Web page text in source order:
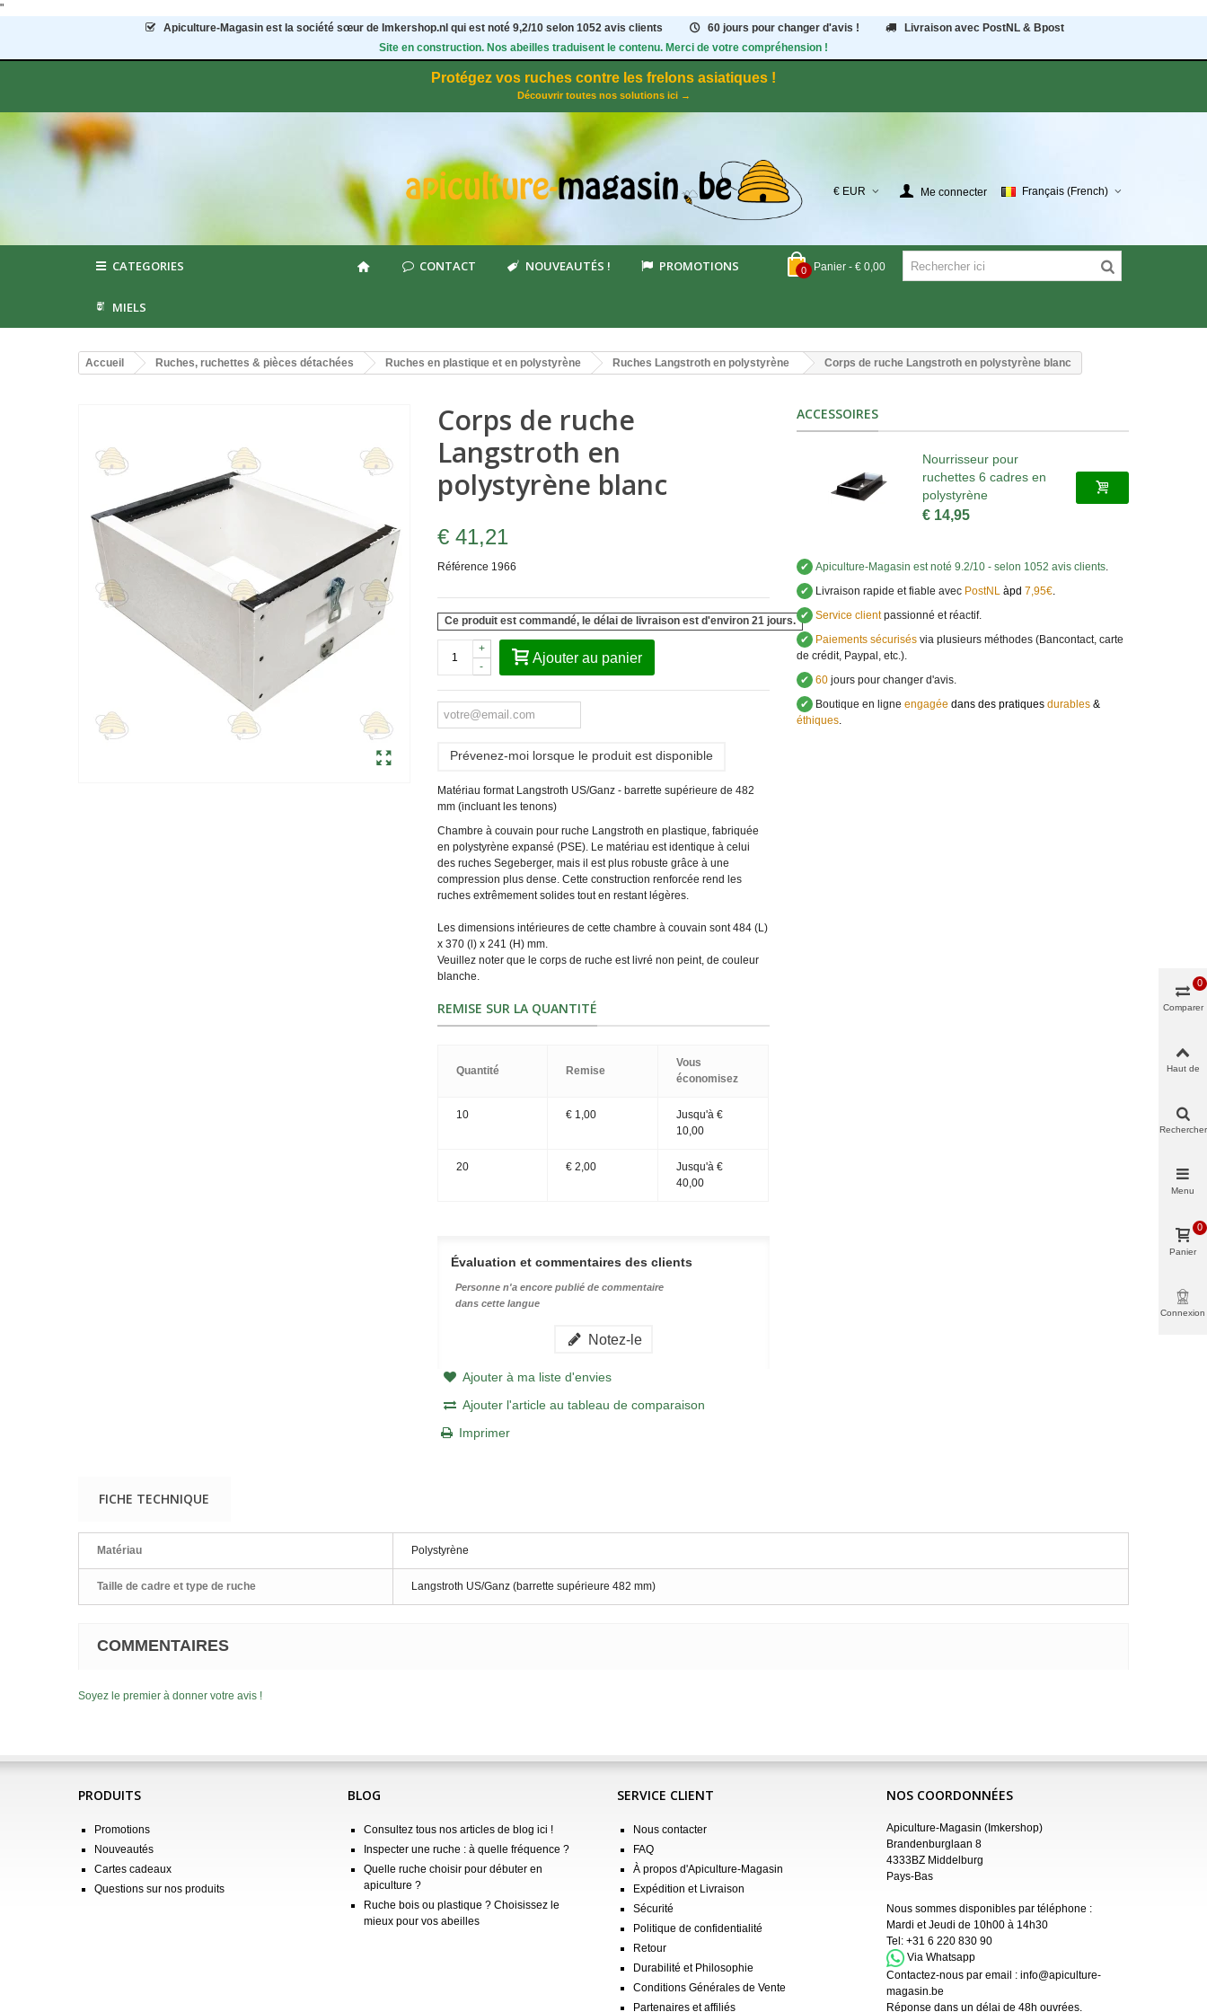
"
Apiculture-Magasin est la société sœur de Imkershop.nl qui est noté 9,2/10 selon 1052avis clients 60 jours pour changer d'avis !
Livraison avec PostNL & Bpost
Site en construction. Nos abeilles traduisent le contenu. Merci de votre compréhension !
Protégez vos ruches contre les frelons asiatiques !
Découvrir toutes nos solutions ici →
€ EUR Me connecter Français (French)
0 Panier - € 0,00
CATEGORIES CONTACT NOUVEAUTÉS ! PROMOTIONS
MIELS
Accueil Ruches, ruchettes & pièces détachées Ruches en plastique et en polystyrène Ruches Langstroth en polystyrène Corps de ruche Langstroth en polystyrène blanc
Corps de ruche
Langstroth en
polystyrène blanc
€ 41,21
Référence 1966
Ce produit est commandé, le délai de livraison est d'environ 21 jours.
-
+
Ajouter au panier
Prévenez-moi lorsque le produit est disponible
Matériau format Langstroth US/Ganz - barrette supérieure de 482
mm (incluant les tenons)
Chambre à couvain pour ruche Langstroth en plastique, fabriquée
en polystyrène expansé (PSE). Le matériau est identique à celui
des ruches Segeberger, mais il est plus robuste grâce à une
compression plus dense. Cette construction renforcée rend les
ruches extrêmement solides tout en restant légères.
Les dimensions intérieures de cette chambre à couvain sont 484 (L)
x 370 (l) x 241 (H) mm.
Veuillez noter que le corps de ruche est livré non peint, de couleur
blanche.
REMISE SUR LA QUANTITÉ
Quantité Remise
Vous
économisez
10 € 1,00 Jusqu'à€
10,00
20 € 2,00 Jusqu'à€
40,00
Évaluation et commentaires des clients
Personne n'a encore publié de commentaire
dans cette langue
Notez-le
Ajouter à ma liste d'envies
Ajouter l'article au tableau de comparaison
Imprimer
ACCESSOIRES
Nourrisseur pour
ruchettes 6 cadres en
polystyrène
€ 14,95
✔ Apiculture-Magasin est noté 9.2/10 - selon 1052 avis clients.
✔ Livraison rapide et fiable avecPostNL àpd 7,95€.
✔ Service clientpassionné et réactif.
✔ Paiements sécurisésvia plusieurs méthodes (Bancontact, carte
de crédit, Paypal, etc.).
✔ 60jours pour changer d'avis.
✔ Boutique en ligne engagée dans des pratiques durables&
éthiques.
FICHE TECHNIQUE
Matériau Polystyrène
Taille de cadre et type de ruche Langstroth US/Ganz (barrette supérieure 482 mm)
COMMENTAIRES
Soyez le premier à donner votre avis !
PRODUITS
Promotions
Nouveautés
Cartes cadeaux
Questions sur nos produits
BLOG
Consultez tous nos articles de blog ici !
Inspecter une ruche : à quelle fréquence ?
Quelle ruche choisir pour débuter en
apiculture ?
Ruche bois ou plastique ? Choisissez le
mieux pour vos abeilles
SERVICE CLIENT
Nous contacter
FAQ
À propos d'Apiculture-Magasin
Expédition et Livraison
Sécurité
Politique de confidentialité
Retour
Durabilité et Philosophie
Conditions Générales de Vente
Partenaires et affiliés
NOS COORDONNÉES
Apiculture-Magasin (Imkershop)
Brandenburglaan 8
4333BZ Middelburg
Pays-Bas
Nous sommes disponibles par téléphone :
Mardi et Jeudi de 10h00 à 14h30
Tel: +31 6 220 830 90
Via Whatsapp
Contactez-nous par email : info@apiculture-
magasin.be
Réponse dans un délai de 48h ouvrées.
Comparer
0
Haut de
Rechercher
Menu
Panier
0
Connexion